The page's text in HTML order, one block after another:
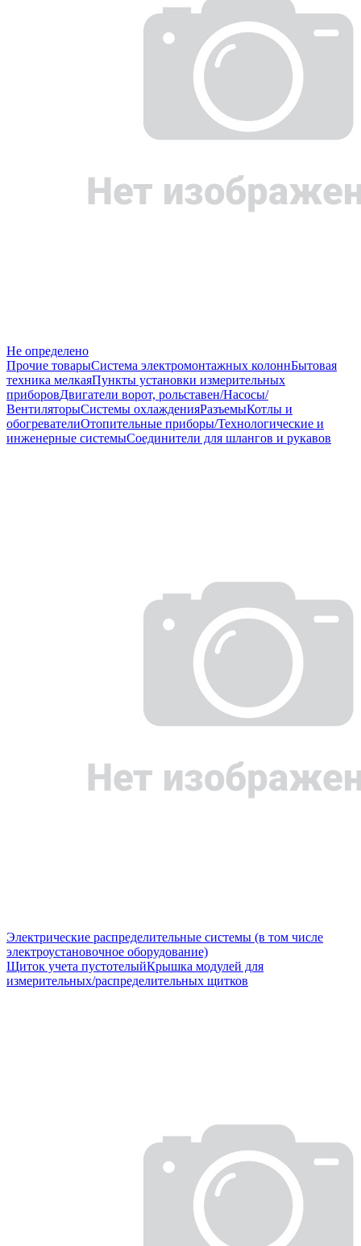
Не определено
Прочие товарыСистема электромонтажных колоннБытовая
техника мелкаяПункты установки измерительных
приборовДвигатели ворот, рольставен/Насосы/
ВентиляторыСистемы охлажденияРазъемыКотлы и
обогревателиОтопительные приборы/Технологические и
инженерные системыСоединители для шлангов и рукавов
Электрические распределительные системы (в том числе
электроустановочное оборудование)
Щиток учета пустотелыйКрышка модулей для
измерительных/распределительных щитков